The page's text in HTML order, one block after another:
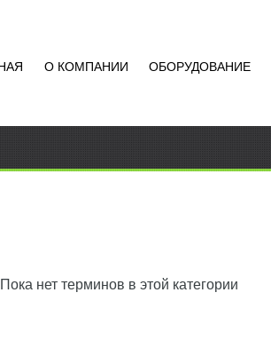
О КОМПАНИИ ОБОРУДОВАНИЕ
Пока нет терминов в этой категории